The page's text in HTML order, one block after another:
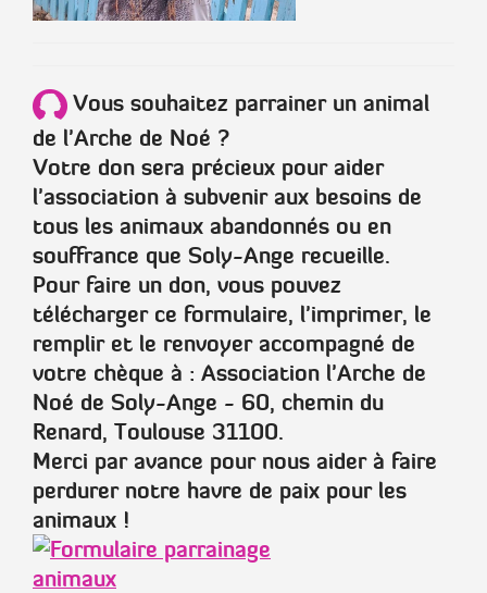
Vous souhaitez parrainer un animal
de l'Arche de Noé ?
Votre don sera précieux pour aider
l'association à subvenir aux besoins de
tous les animaux abandonnés ou en
souffrance que Soly-Ange recueille.
Pour faire un don, vous pouvez
télécharger ce formulaire, l'imprimer, le
remplir et le renvoyer accompagné de
votre chèque à : Association l'Arche de
Noé de Soly-Ange - 60, chemin du
Renard, Toulouse 31100.
Merci par avance pour nous aider à faire
perdurer notre havre de paix pour les
animaux !